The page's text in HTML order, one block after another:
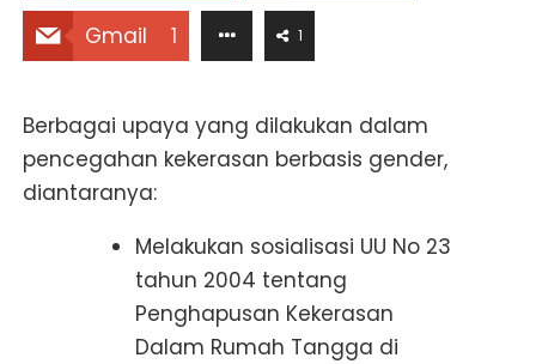
Gmail 1 1
Berbagai upaya yang dilakukan dalam
pencegahan kekerasan berbasis gender,
diantaranya:
Melakukan sosialisasi UU No 23
tahun 2004 tentang
Penghapusan Kekerasan
Dalam Rumah Tangga di